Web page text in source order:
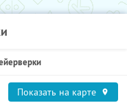
Показать на карте